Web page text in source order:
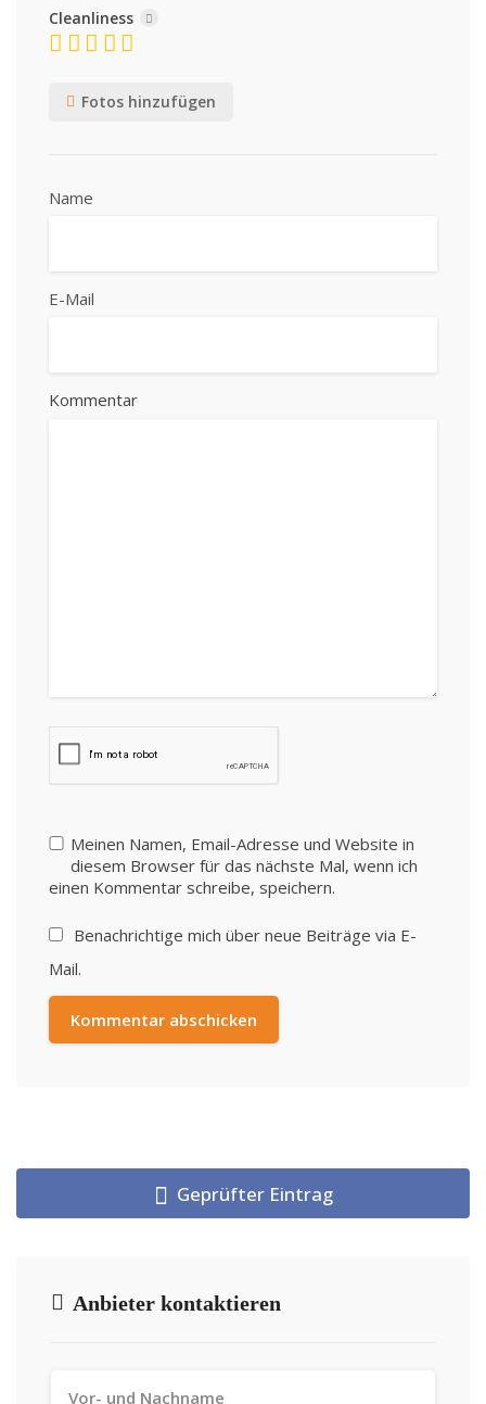
Cleanliness
Fotos hinzufügen
Name
E-Mail
Kommentar
Meinen Namen, Email-Adresse und Website in
diesem Browser für das nächste Mal, wenn ich
einen Kommentar schreibe, speichern.
Benachrichtige mich über neue Beiträge via E-
Mail.
Geprüfter Eintrag
Anbieter kontaktieren